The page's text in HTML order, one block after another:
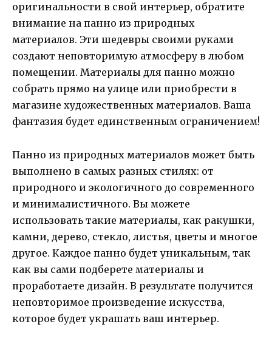
оригинальности в свой интерьер, обратите
внимание на панно из природных
материалов. Эти шедевры своими руками
создают неповторимую атмосферу в любом
помещении. Материалы для панно можно
собрать прямо на улице или приобрести в
магазине художественных материалов. Ваша
фантазия будет единственным ограничением!
Панно из природных материалов может быть
выполнено в самых разных стилях: от
природного и экологичного до современного
и минималистичного. Вы можете
использовать такие материалы, как ракушки,
камни, дерево, стекло, листья, цветы и многое
другое. Каждое панно будет уникальным, так
как вы сами подберете материалы и
проработаете дизайн. В результате получится
неповторимое произведение искусства,
которое будет украшать ваш интерьер.